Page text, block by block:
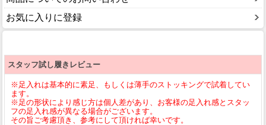
お気に入りに登録
スタッフ試し履きレビュー
※足入れは基本的に素足、もしくは薄手のストッキングで試着してい
ます。
※足の形状により感じ方は個人差があり、お客様の足入れ感とスタッ
フの足入れ感が異なる場合がございます。
その旨ご考慮頂き、参考にして頂ければ幸いです。